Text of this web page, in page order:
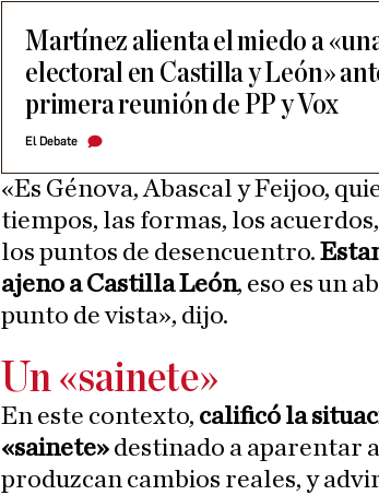
Martínez alienta el miedo a
electoral en Castilla y León»
primera reunión de PP y Vox
El Debate
«Es Génova, Abascal y Feijoo,
tiempos, las formas, los
los puntos de desencuentro.
ajeno a Castilla León, eso es un
punto de vista», dijo.
Un «sainete»
En este contexto, calificó la
«sainete» destinado a aparentar
produzcan cambios reales, y